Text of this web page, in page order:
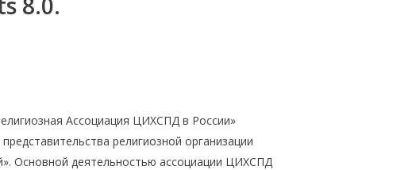
Ассоциация ЦИХСПД в России»
религиозной организации
Основной деятельностью ассоциации ЦИХСПД